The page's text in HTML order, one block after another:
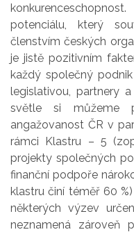
potenciálu, který
členstvím českých
je jistě pozitivním
každý společný
legislativou, partnery
světle si můžeme
angažovanost ČR v
rámci Klastru – 5
projekty společných
finanční podpoře
klastru činí téměř 60
některých výzev
neznamená zároveň